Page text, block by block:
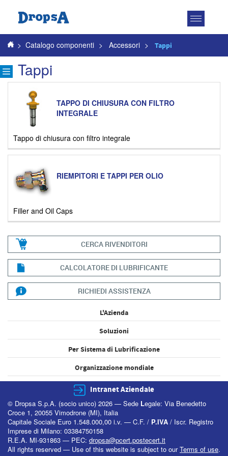
Attiva
> Catalogo componenti > Accessori > Tappi
Tappi
TAPPO DI CHIUSURA CON FILTRO
INTEGRALE
Tappo di chiusura con filtro integrale
RIEMPITORI E TAPPI PER OLIO
Filler and Oil Caps
CERCA RIVENDITORI
CALCOLATORE DI LUBRIFICANTE
RICHIEDI ASSISTENZA
L'Azienda
Soluzioni
Per Sistema di Lubrificazione
Organizzazione mondiale
Intranet Aziendale
© Dropsa S.p.A. (socio unico) 2026 — Sede Legale: Via Benedetto
Croce 1, 20055 Vimodrone (MI), Italia
Capitale Sociale Euro 1.548.000,00 i.v. — C.F. / P.IVA / Iscr. Registro
Imprese di Milano: 03384750158
R.E.A. MI-931863 — PEC: dropsa@pcert.postecert.it
All rights reserved — Use of this website is subject to ourTerms of use.